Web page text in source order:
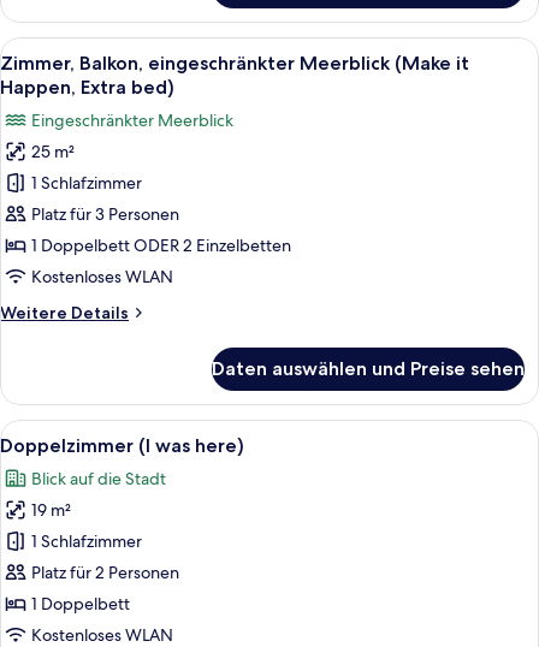
Balkon,
eingeschränkter
Meerblick
(Keep
the
secret)
Alle
Fotos
für
Zimmer,
Balkon,
eingeschränkter
Meerblick
(Make
it
Extra
Ein modernes Hotelzimmer mit
6
Zimmer, Balkon, eingeschränkter Meerblick (Make it
Happen, Extra bed)
Eingeschränkter Meerblick
25 m²
1 Schlafzimmer
Platz für 3 Personen
1 Doppelbett ODER 2 Einzelbetten
Kostenloses WLAN
Weitere Details
Weitere
Balkon,
eingeschränkter
Meerblick
(Make
it
Happen,
Extra
bed)
Daten auswählen und Preise sehen
Alle
Fotos
für
Doppelzimmer
(I
was
here)
anzeigen
Ein Schlafzimmer mit einem großen
6
Doppelzimmer (I was here)
Blick auf die Stadt
19 m²
1 Schlafzimmer
Platz für 2 Personen
1 Doppelbett
Kostenloses WLAN